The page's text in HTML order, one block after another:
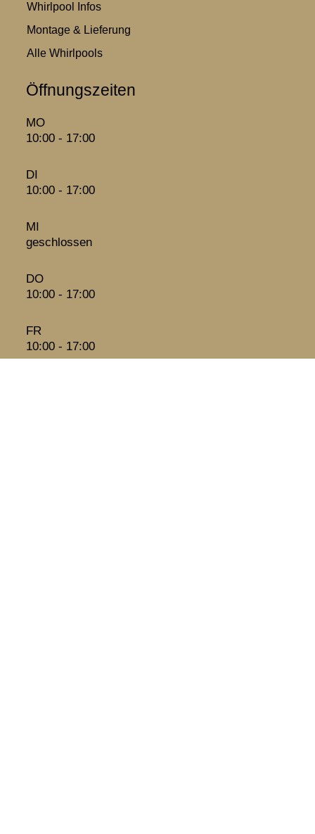
Whirlpool Infos
Montage & Lieferung
Alle Whirlpools
Öffnungszeiten
MO
10:00 - 17:00
DI
10:00 - 17:00
MI
geschlossen
DO
10:00 - 17:00
FR
10:00 - 17:00